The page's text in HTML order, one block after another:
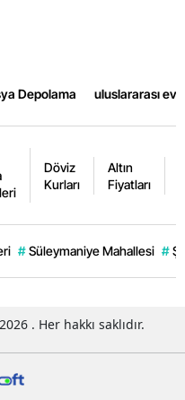
Depolama uluslararası
Döviz
Kurları
Altın
Fiyatları
# Süleymaniye Mahallesi #
. Her hakkı saklıdır.